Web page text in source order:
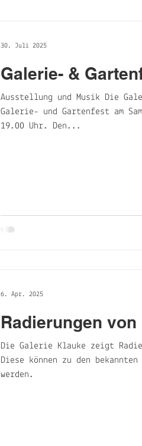
Galerie- &
Ausstellung und Musik Die
Galerie- und Gartenfest am
19.00 Uhr. Den...
30. Juli 2025
Radierungen
Die Galerie Klauke zeigt
Diese können zu den
werden.
6. Apr. 2025